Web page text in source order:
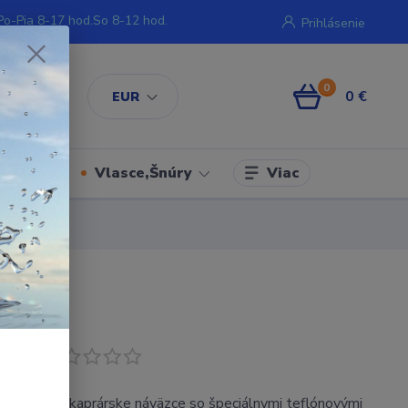
EUR
Prihlásenie
Pia 8-17 hod.So 8-12 hod.
0 0 €
Vlasce,Šnúry Viac
kaprárske náväzce so špeciálnymi teflónovými